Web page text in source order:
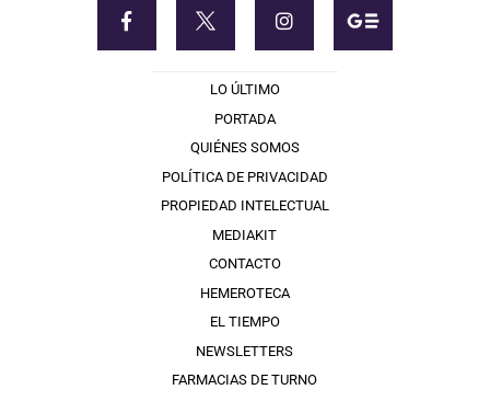
LO ÚLTIMO
PORTADA
QUIÉNES SOMOS
POLÍTICA DE PRIVACIDAD
PROPIEDAD INTELECTUAL
MEDIAKIT
CONTACTO
HEMEROTECA
EL TIEMPO
NEWSLETTERS
FARMACIAS DE TURNO